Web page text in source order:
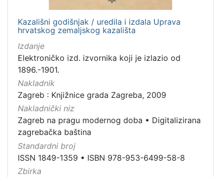
Kazališni godišnjak / uredila i izdala Uprava
hrvatskog zemaljskog kazališta
Izdanje
Elektroničko izd. izvornika koji je izlazio od
1896.-1901.
Nakladnik
Zagreb : Knjižnice grada Zagreba, 2009
Nakladnički niz
Zagreb na pragu modernog doba • Digitalizirana
zagrebačka baština
Standardni broj
ISSN 1849-1359 • ISBN 978-953-6499-58-8
Zbirka